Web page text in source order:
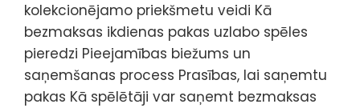
kolekcionējamo priekšmetu veidi Kā
bezmaksas ikdienas pakas uzlabo spēles
pieredzi Pieejamības biežums un
saņemšanas process Prasības, lai saņemtu
pakas Kā spēlētāji var saņemt bezmaksas